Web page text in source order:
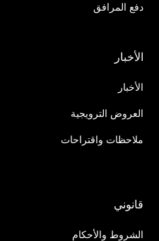
دفع المرافق
الأخبار
الأخبار
العروض الترويجية
ملاحظات واقتراحات
قانوني
الشروط والأحكام